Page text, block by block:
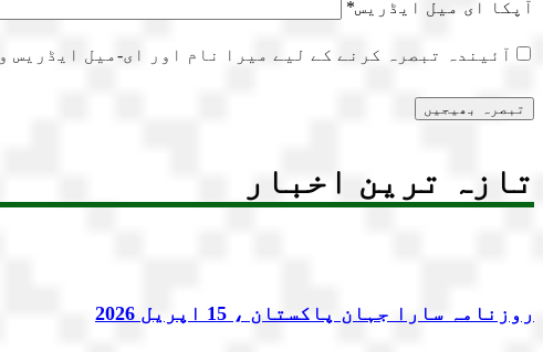
آپکا ای میل ایڈریس*
آئیندہ تبصرہ کرنے کے لیے میرا نام اور ای-میل ایڈریس
تازہ ترین اخبار
روزنامہ سارا جہان پاکستان ، 15 اپریل 2026